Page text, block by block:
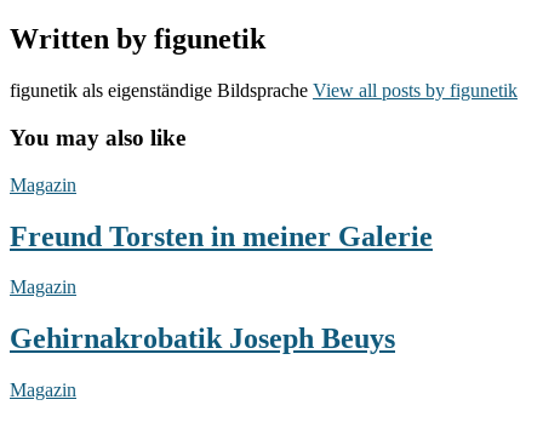
Written by figunetik
figunetik als eigenständige Bildsprache View all posts by figunetik
You may also like
Freund
in
meiner
Magazin
Freund Torsten in meiner Galerie
Gehirnakrobatik
Beuys
Magazin
Gehirnakrobatik Joseph Beuys
Galerie
Magazin